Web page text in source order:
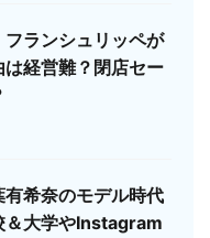
フランシュリッペが
経営難？閉店セー
有希奈のモデル時代
＆大学やInstagram